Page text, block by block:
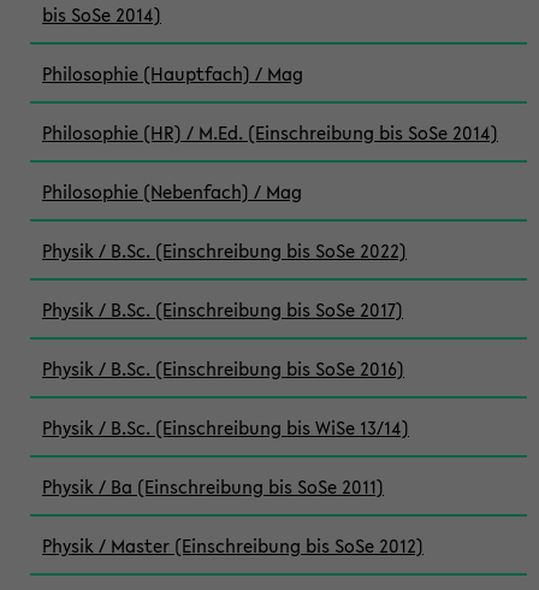
bis SoSe 2014)
Philosophie (Hauptfach) / Mag
Philosophie (HR) / M.Ed. (Einschreibung bis SoSe 2014)
Philosophie (Nebenfach) / Mag
Physik / B.Sc. (Einschreibung bis SoSe 2022)
Physik / B.Sc. (Einschreibung bis SoSe 2017)
Physik / B.Sc. (Einschreibung bis SoSe 2016)
Physik / B.Sc. (Einschreibung bis WiSe 13/14)
Physik / Ba (Einschreibung bis SoSe 2011)
Physik / Master (Einschreibung bis SoSe 2012)